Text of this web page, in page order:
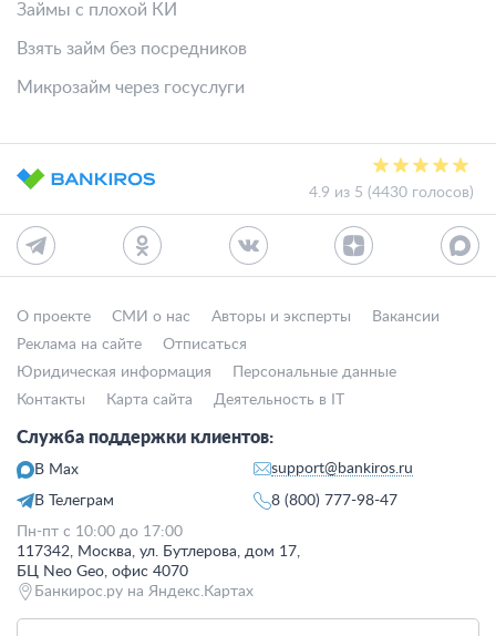
Займы с плохой КИ
Взять займ без посредников
Микрозайм через госуслуги
4.9 из 5 (4430 голосов)
О проекте СМИ о нас Авторы и эксперты
Вакансии
Реклама на сайте
Отписаться
Юридическая информация
Персональные данные
Контакты
Карта сайта Деятельность в IT
Служба поддержки клиентов:
В Max
В Телеграм
support@bankiros.ru
8 (800) 777-98-47
Пн-пт с 10:00 до 17:00
117342, Москва, ул. Бутлерова, дом 17,
БЦ Neo Geo, офис 4070
Банкирос.ру на Яндекс.Картах